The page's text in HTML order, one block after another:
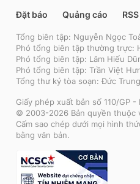
Đặt báo Quảng cáo RSS
Tổng biên tập: Nguyễn Ngọc
Phó tổng biên tập thường trực:
Phó tổng biên tập: Lâm Hiếu
Phó tổng biên tập: Trần Việt
Tổng thư ký tòa soạn: Đức Trung
Giấy phép xuất bản số 110/GP
© 2003-2026 Bản quyền thuộc
Cấm sao chép dưới mọi hình
bằng văn bản.